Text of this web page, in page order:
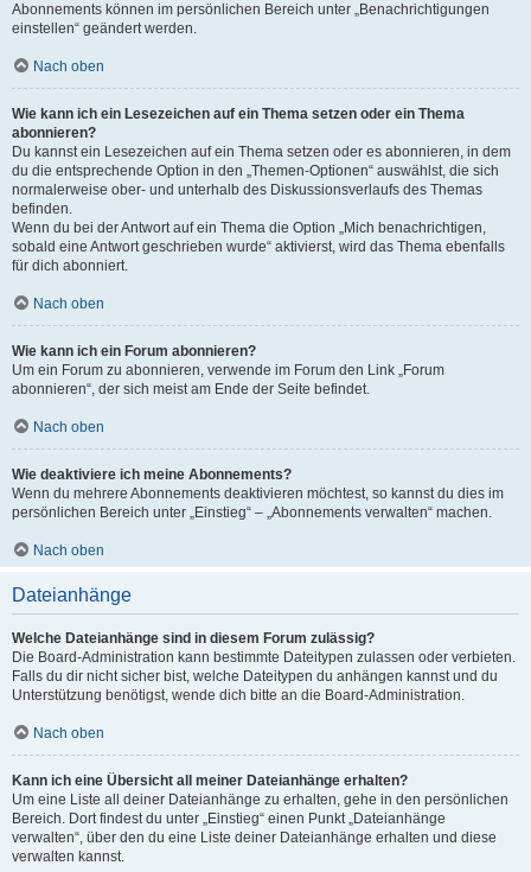
Abonnements können im persönlichen Bereich unter „Benachrichtigungen
einstellen“ geändert werden.
Nach oben
Wie kann ich ein Lesezeichen auf ein Thema setzen oder ein Thema
abonnieren?
Du kannst ein Lesezeichen auf ein Thema setzen oder es abonnieren, in dem
du die entsprechende Option in den „Themen-Optionen“ auswählst, die sich
normalerweise ober- und unterhalb des Diskussionsverlaufs des Themas
befinden.
Wenn du bei der Antwort auf ein Thema die Option „Mich benachrichtigen,
sobald eine Antwort geschrieben wurde“ aktivierst, wird das Thema ebenfalls
für dich abonniert.
Nach oben
Wie kann ich ein Forum abonnieren?
Um ein Forum zu abonnieren, verwende im Forum den Link „Forum
abonnieren“, der sich meist am Ende der Seite befindet.
Nach oben
Wie deaktiviere ich meine Abonnements?
Wenn du mehrere Abonnements deaktivieren möchtest, so kannst du dies im
persönlichen Bereich unter „Einstieg“ – „Abonnements verwalten“ machen.
Nach oben
Dateianhänge
Welche Dateianhänge sind in diesem Forum zulässig?
Die Board-Administration kann bestimmte Dateitypen zulassen oder verbieten.
Falls du dir nicht sicher bist, welche Dateitypen du anhängen kannst und du
Unterstützung benötigst, wende dich bitte an die Board-Administration.
Nach oben
Kann ich eine Übersicht all meiner Dateianhänge erhalten?
Um eine Liste all deiner Dateianhänge zu erhalten, gehe in den persönlichen
Bereich. Dort findest du unter „Einstieg“ einen Punkt „Dateianhänge
verwalten“, über den du eine Liste deiner Dateianhänge erhalten und diese
verwalten kannst.